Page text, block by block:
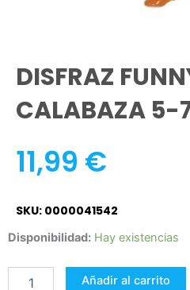
DISFRAZ
CALABAZA 5-
11,99 €
SKU: 0000041542
Disponibilidad: Hay existencias
DISFRAZ
PUMPKIN
CALABAZA
Añadir al carrito